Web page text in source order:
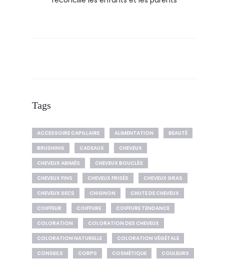
Tags
ACCESSOIRE CAPILLAIRE ALIMENTATION
BEAUTÉ
BRUSHING
CADEAUX
CHEVEUX
CHEVEUX ABIMÉS
CHEVEUX BOUCLÉS
CHEVEUX FINS
CHEVEUX FRISÉS
CHEVEUX GRAS
CHEVEUX SECS
CHIGNON
CHUTE DE CHEVEUX
COIFFEUR
COIFFURE
COIFFURE TENDANCE
COLORATION
COLORATION DES CHEVEUX
COLORATION NATURELLE
COLORATION VÉGÉTALE
CONSEILS
CORPS COSMÉTIQUE
COULEURS